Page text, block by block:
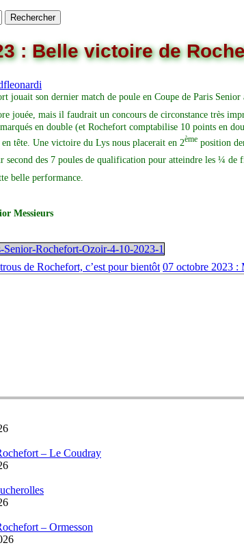
: Belle victoire de
fleonardi
jouait son dernier match de poule en Coupe de Paris
jouée, mais il faudrait un concours de circonstance très
en double (et Rochefort comptabilise 10 points en
tête. Une victoire du Lys nous placerait en 2ème position
second des 7 poules de qualification pour atteindre les ¼ de
belle performance.
Messieurs
Senior-Rochefort-Ozoir-4-10-2023-1
de Rochefort, c’est pour bientôt 07 octobre 2023 :
– Le Coudray
– Ormesson